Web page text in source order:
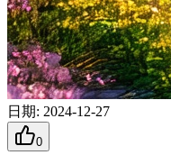
日期: 2024-12-27
0